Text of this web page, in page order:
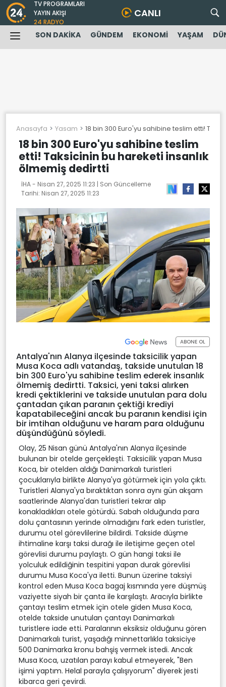
TV PROGRAMLARI
YAYIN AKIŞI
24 RADYO
CANLI
SON DAKİKA GÜNDEM EKONOMİ YAŞAM
Anasayfa Yasam 18 bin 300 Euro'yu sahibine teslim etti!
18 bin 300 Euro'yu sahibine teslim
etti! Taksicinin bu hareketi insanlık
ölmemiş dedirtti
İHA - Nisan 27, 2025 11:23 | Son Güncelleme
Tarihi: Nisan 27, 2025 11:23
ABONE OL
Antalya'nın Alanya ilçesinde taksicilik yapan
Musa Koca adlı vatandaş, takside unutulan 18
bin 300 Euro'yu sahibine teslim ederek insanlık
ölmemiş dedirtti. Taksici, yeni taksi alırken
kredi çektiklerini ve takside unutulan para dolu
çantadan çıkan paranın çektiği krediyi
kapatabileceğini ancak bu paranın kendisi için
bir imtihan olduğunu ve haram para olduğunu
düşündüğünü söyledi.
Olay, 25 Nisan günü Antalya'nın Alanya ilçesinde
bulunan bir otelde gerçekleşti. Taksicilik yapan Musa
Koca, bir otelden aldığı Danimarkalı turistleri
çocuklarıyla birlikte Alanya'ya götürmek için yola çıktı.
Turistleri Alanya'ya bıraktıktan sonra aynı gün akşam
saatlerinde Alanya'dan turistleri tekrar alıp
konakladıkları otele götürdü. Sabah olduğunda para
dolu çantasının yerinde olmadığını fark eden turistler,
durumu otel görevlilerine bildirdi. Takside düşme
ihtimaline karşı taksi durağı ile iletişime geçen otel
görevlisi durumu paylaştı. O gün hangi taksi ile
yolculuk edildiğinin tespitini yapan durak görevlisi
durumu Musa Koca'ya iletti. Bunun üzerine taksiyi
kontrol eden Musa Koca bagaj kısmında yere düşmüş
vaziyette siyah bir çanta ile karşılaştı. Aracıyla birlikte
çantayı teslim etmek için otele giden Musa Koca,
otelde takside unutulan çantayı Danimarkalı
turistlere iade etti. Paralarının eksiksiz olduğunu gören
Danimarkalı turist, yaşadığı minnettarlıkla taksiciye
500 Danimarka kronu bahşiş vermek istedi. Ancak
Musa Koca, uzatılan parayı kabul etmeyerek, "Ben
işimi yaptım. Helal parayla çalışıyorum" diyerek jesti
kibarca geri çevirdi.